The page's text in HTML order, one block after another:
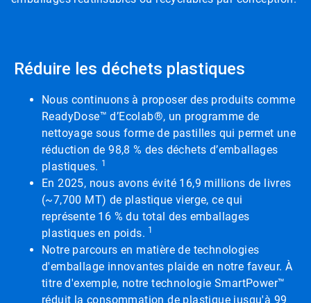
Réduire les déchets plastiques
Nous continuons à proposer des produits comme
ReadyDose™ d’Ecolab®, un programme de
nettoyage sous forme de pastilles qui permet une
réduction de 98,8 % des déchets d’emballages
plastiques. 1
En 2025, nous avons évité 16,9 millions de livres
(~7,700 MT) de plastique vierge, ce qui
représente 16 % du total des emballages
plastiques en poids. 1
Notre parcours en matière de technologies
d'emballage innovantes plaide en notre faveur. À
titre d'exemple, notre technologie SmartPower™
réduit la consommation de plastique jusqu'à 99